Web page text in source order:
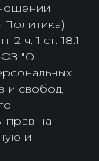
Политика)
ч. 1 ст. 18.1
ФЗ "О
и свобод
прав на
и